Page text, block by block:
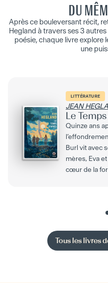
DU
Après ce bouleversant récit,
Hegland à travers ses 3
poésie, chaque livre explore
une
LITTÉRATURE
JEAN
Le
Quinze ans
Burl vit avec
mères, Eva
cœur de la
Tous les livres